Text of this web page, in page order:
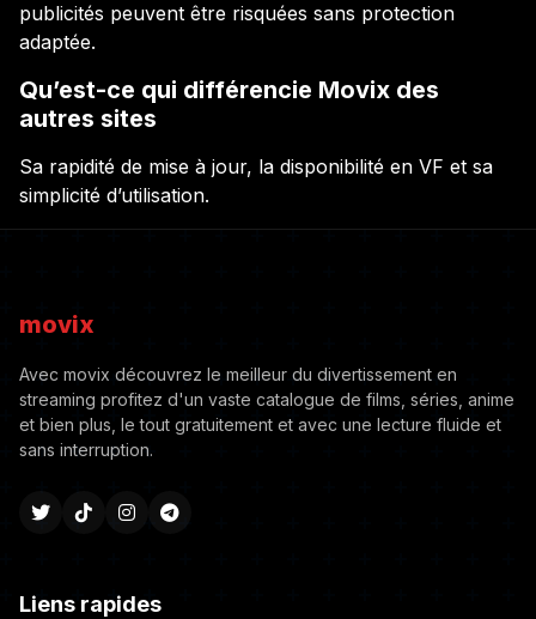
publicités peuvent être risquées sans protection
adaptée.
Qu’est-ce qui différencie Movix des
autres sites
Sa rapidité de mise à jour, la disponibilité en VF et sa
simplicité d’utilisation.
movix
Avec movix découvrez le meilleur du divertissement en
streaming profitez d'un vaste catalogue de films, séries, anime
et bien plus, le tout gratuitement et avec une lecture fluide et
sans interruption.
Liens rapides